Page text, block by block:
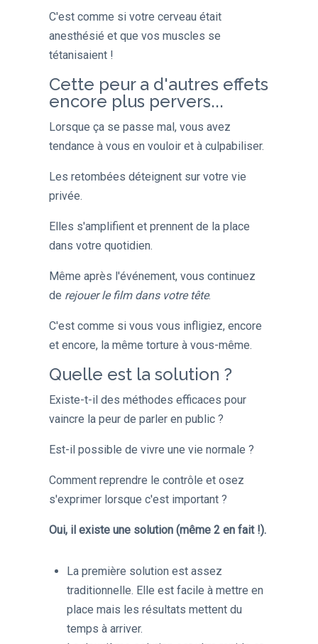
C'est comme si votre cerveau était
anesthésié et que vos muscles se
tétanisaient !
Cette peur a d'autres effets
encore plus pervers...
Lorsque ça se passe mal, vous avez
tendance à vous en vouloir et à culpabiliser.
Les retombées déteignent sur votre vie
privée.
Elles s'amplifient et prennent de la place
dans votre quotidien.
Même après l'événement, vous continuez
de rejouer le film dans votre tête.
C'est comme si vous vous infligiez, encore
et encore, la même torture à vous-même.
Quelle est la solution ?
Existe-t-il des méthodes efficaces pour
vaincre la peur de parler en public ?
Est-il possible de vivre une vie normale ?
Comment reprendre le contrôle et osez
s'exprimer lorsque c'est important ?
Oui, il existe une solution (même 2 en fait !).
La première solution est assez
traditionnelle. Elle est facile à mettre en
place mais les résultats mettent du
temps à arriver.